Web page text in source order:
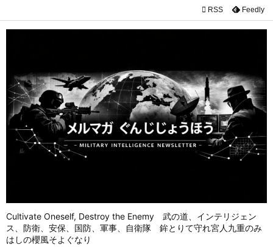
Cultivate Oneself, Destroy the Enemy 武の道、インテリジェン
ス、防衛、安保、国防、軍事、自衛隊 鉾とりて守れ宮人九重のみ
はしの櫻風そよぐなり


次へ

検索
 RSS Feedly